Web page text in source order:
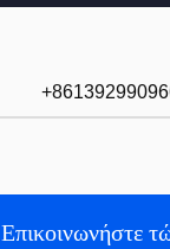
Επικοινωνήστε